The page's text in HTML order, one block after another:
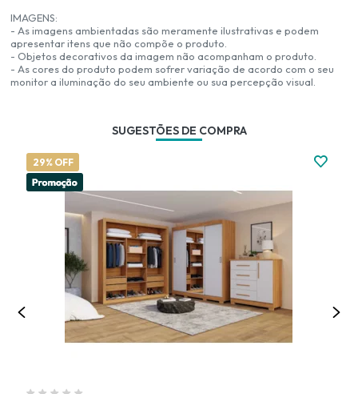
IMAGENS:
- As imagens ambientadas são meramente ilustrativas e podem
apresentar itens que não compõe o produto.
- Objetos decorativos da imagem não acompanham o produto.
- As cores do produto podem sofrer variação de acordo com o seu
monitor a iluminação do seu ambiente ou sua percepção visual.
SUGESTÕES DE COMPRA
29% OFF